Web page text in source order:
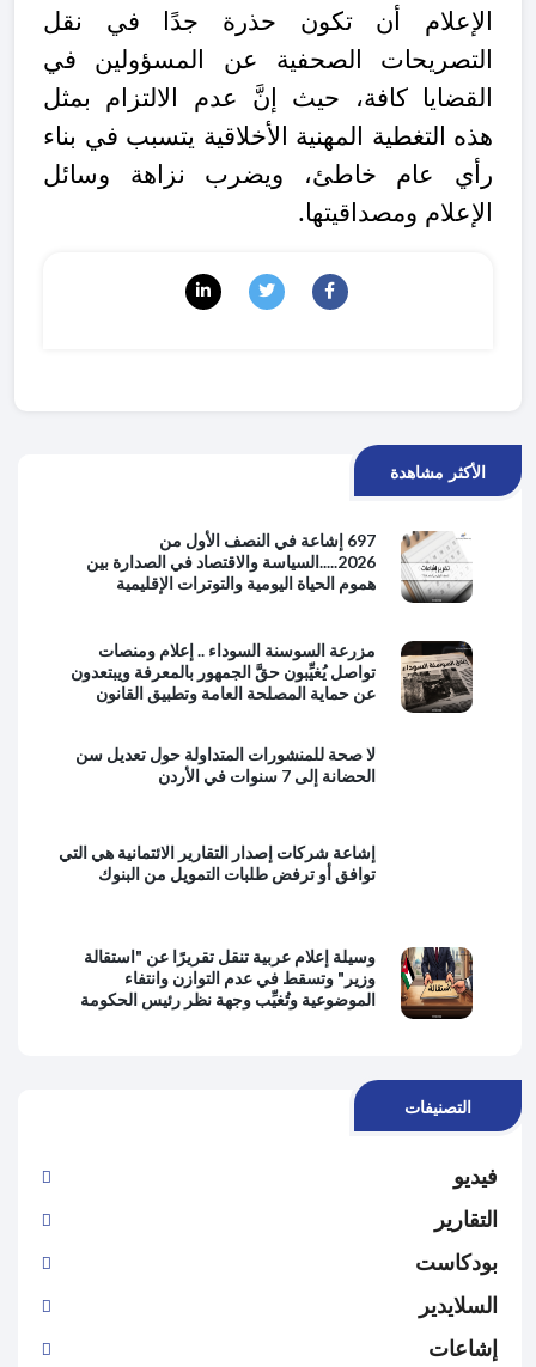
الإعلام أن تكون حذرة جدًا في نقل
التصريحات الصحفية عن المسؤولين في
القضايا كافة، حيث إنَّ عدم الالتزام بمثل
هذه التغطية المهنية الأخلاقية يتسبب في بناء
رأي عام خاطئ، ويضرب نزاهة وسائل
الإعلام ومصداقيتها.
الأكثر مشاهدة
697 إشاعة في النصف الأول من
2026.....السياسة والاقتصاد في الصدارة بين
هموم الحياة اليومية والتوترات الإقليمية
مزرعة السوسنة السوداء .. إعلام ومنصات
تواصل يُغيِّبون حقَّ الجمهور بالمعرفة ويبتعدون
عن حماية المصلحة العامة وتطبيق القانون
لا صحة للمنشورات المتداولة حول تعديل سن
الحضانة إلى 7 سنوات في الأردن
إشاعة شركات إصدار التقارير الائتمانية هي التي
توافق أو ترفض طلبات التمويل من البنوك
وسيلة إعلام عربية تنقل تقريرًا عن "استقالة
وزير" وتسقط في عدم التوازن وانتفاء
الموضوعية وتُغيِّب وجهة نظر رئيس الحكومة
التصنيفات
فيديو
التقارير
بودكاست
السلايدير
إشاعات